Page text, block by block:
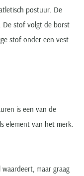
postuur. De
De stof volgt de borst
stof onder een vest
is een van de
element van het merk.
maar graag